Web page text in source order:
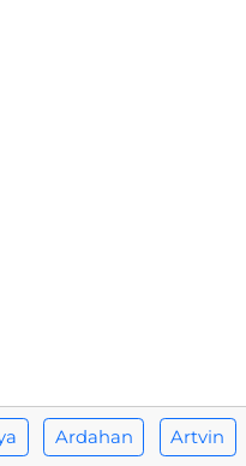
Ardahan Artvin